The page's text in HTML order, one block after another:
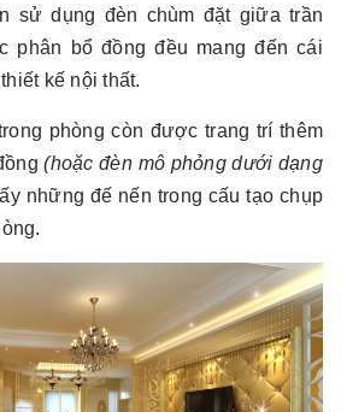
sử dụng đèn chùm đặt giữa trần
phân bổ đồng đều mang đến cái
kế nội thất.
phòng còn được trang trí thêm
(hoặc đèn mô phỏng dưới dạng
những đế nến trong cấu tạo chụp